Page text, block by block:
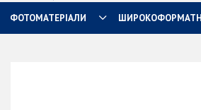
ФОТОМАТЕРІАЛИ